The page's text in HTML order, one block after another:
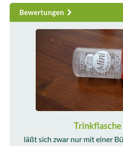
Bewertungen
Trinkflasche
läßt sich zwar nur mit einer